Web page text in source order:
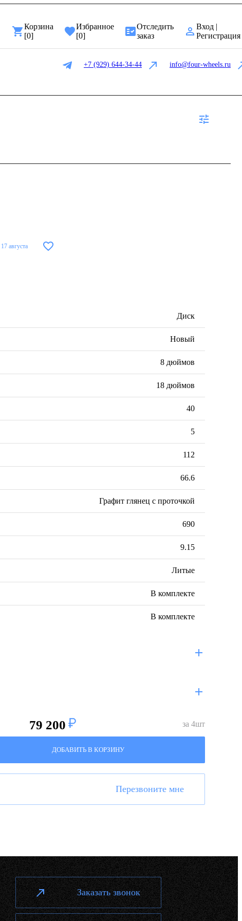
Корзина
[0]
Избранное
[0]
Отследить
заказ
Вход |
Регистрация
+7 (929) 644-34-44 info@four-wheels.ru
17 августа
Диск
Новый
8 дюймов
18 дюймов
40
5
112
66.6
Графит глянец с проточкой
690
9.15
Литые
В комплекте
В комплекте
79 200 за 4шт
ДОБАВИТЬ В КОРЗИНУ
Перезвоните мне
Заказать звонок